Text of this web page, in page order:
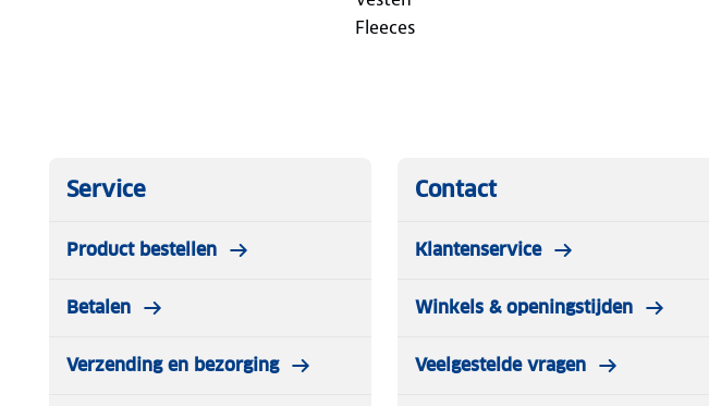
Fleeces
Service
Product bestellen
Betalen
Verzending en bezorging
Contact
Klantenservice
Winkels & openingstijden
Veelgestelde vragen